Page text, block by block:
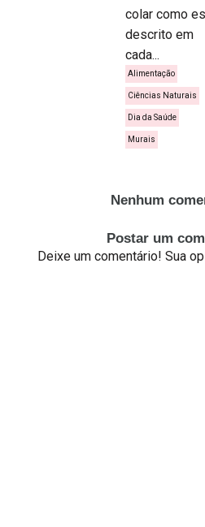
colar como
descrito em
cada...
Alimentação
Ciências Naturais
Dia da Saúde
Murais
Nenhum
Postar um
Deixe um comentário! Sua